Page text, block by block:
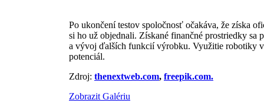
Po ukončení testov spoločnosť očakáva, že získa
si ho už objednali. Získané finančné prostriedky
a vývoj ďalších funkcií výrobku. Využitie robotiky
potenciál.
Zdroj: thenextweb.com, freepik.com.
Zobrazit Galériu